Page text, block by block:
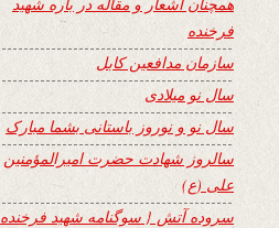
فرخنده
سازمان مدافعین کابل
سال نو میلادی
سال نو و نوروز باستانی بشما مبارک
سالروز شهادت حضرت امیرالمؤمنین
علی (ع)
سروده آتش { سوگنامه شهید فرخنده